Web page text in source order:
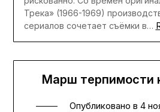
Трека» (1966-1969)
сериалов сочетает съёмки в…
Марш терпимости
Опубликовано в 4